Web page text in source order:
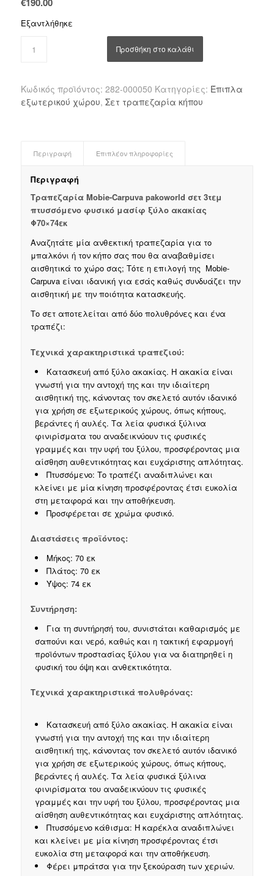
Εξαντλήθηκε
Προσθήκη στο καλάθι
Κωδικός προϊόντος: 282-000050 Κατηγορίες: Έπιπλα
εξωτερικού χώρου, Σετ τραπεζαρία κήπου
Περιγραφή Επιπλέον πληροφορίες
Περιγραφή
Τραπεζαρία Mobie-Carpuva pakoworld σετ 3τεμ
πτυσσόμενο φυσικό μασίφ ξύλο ακακίας
Φ70×74εκ
Αναζητάτε μία ανθεκτική τραπεζαρία για το
μπαλκόνι ή τον κήπο σας που θα αναβαθμίσει
αισθητικά το χώρο σας; Τότε η επιλογή της Mobie-
Carpuva είναι ιδανική για εσάς καθώς συνδυάζει την
αισθητική με την ποιότητα κατασκευής.
Το σετ αποτελείται από δύο πολυθρόνες και ένα
τραπέζι:
Τεχνικά χαρακτηριστικά τραπεζιού:
Κατασκευή από ξύλο ακακίας. Η ακακία είναι
γνωστή για την αντοχή της και την ιδιαίτερη
αισθητική της, κάνοντας τον σκελετό αυτόν ιδανικό
για χρήση σε εξωτερικούς χώρους, όπως κήπους,
βεράντες ή αυλές. Τα λεία φυσικά ξύλινα
φινιρίσματα του αναδεικνύουν τις φυσικές
γραμμές και την υφή του ξύλου, προσφέροντας μια
αίσθηση αυθεντικότητας και ευχάριστης απλότητας.
Πτυσσόμενο: Το τραπέζι αναδιπλώνει και
κλείνει με μία κίνηση προσφέροντας έτσι ευκολία
στη μεταφορά και την αποθήκευση.
Προσφέρεται σε χρώμα φυσικό.
Διαστάσεις προϊόντος:
Μήκος: 70 εκ
Πλάτος: 70 εκ
Ύψος: 74 εκ
Συντήρηση:
Για τη συντήρησή του, συνιστάται καθαρισμός με
σαπούνι και νερό, καθώς και η τακτική εφαρμογή
προϊόντων προστασίας ξύλου για να διατηρηθεί η
φυσική του όψη και ανθεκτικότητα.
Τεχνικά χαρακτηριστικά πολυθρόνας:
Κατασκευή από ξύλο ακακίας. Η ακακία είναι
γνωστή για την αντοχή της και την ιδιαίτερη
αισθητική της, κάνοντας τον σκελετό αυτόν ιδανικό
για χρήση σε εξωτερικούς χώρους, όπως κήπους,
βεράντες ή αυλές. Τα λεία φυσικά ξύλινα
φινιρίσματα του αναδεικνύουν τις φυσικές
γραμμές και την υφή του ξύλου, προσφέροντας μια
αίσθηση αυθεντικότητας και ευχάριστης απλότητας.
Πτυσσόμενο κάθισμα: Η καρέκλα αναδιπλώνει
και κλείνει με μία κίνηση προσφέροντας έτσι
ευκολία στη μεταφορά και την αποθήκευση.
Φέρει μπράτσα για την ξεκούραση των χεριών.